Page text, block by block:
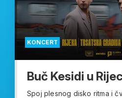
KONCERT
Buč Kesidi u
Spoj plesnog disko ritma i